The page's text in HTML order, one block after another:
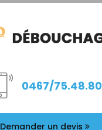
0467/75.48.80
Demander un devis